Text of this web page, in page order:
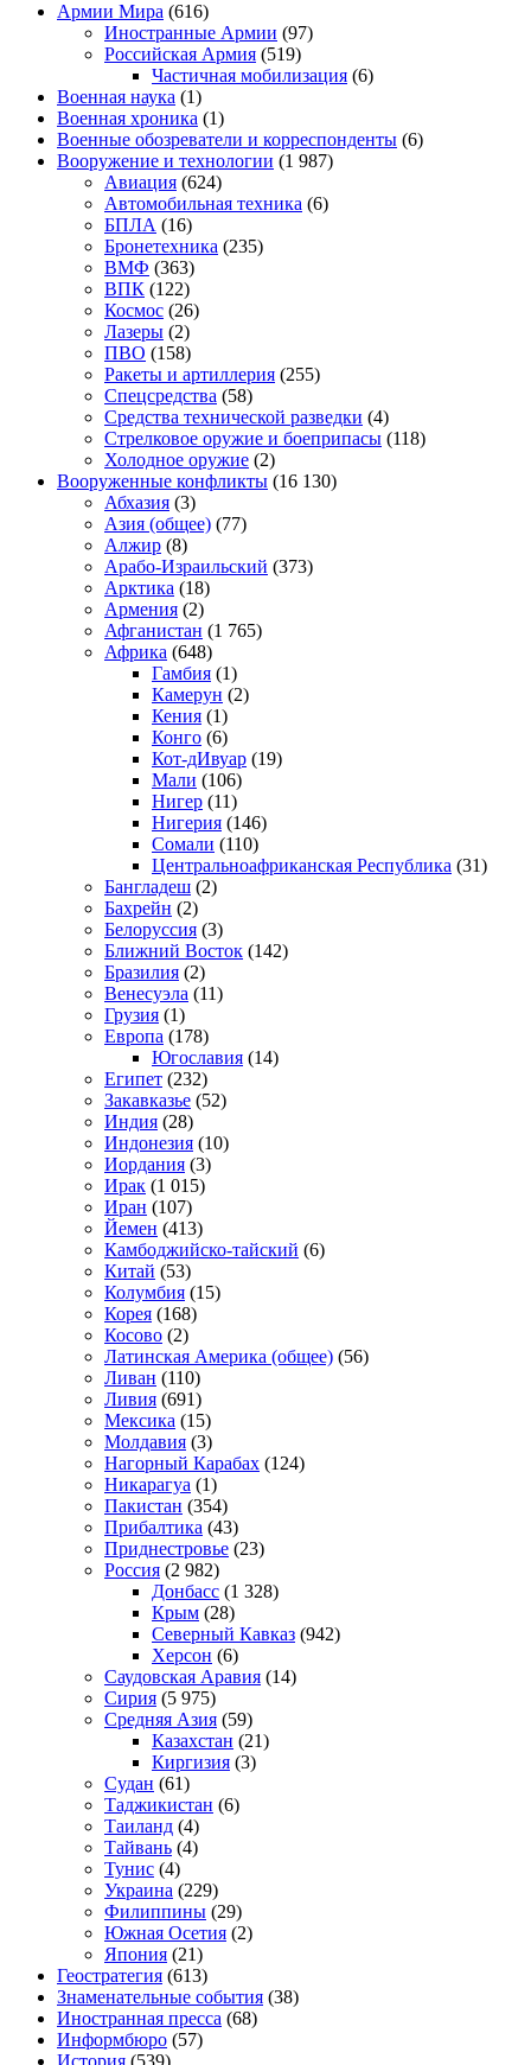
Армии Мира (616)
Иностранные Армии (97)
Российская Армия (519)
Частичная мобилизация (6)
Военная наука (1)
Военная хроника (1)
Военные обозреватели и корреспонденты (6)
Вооружение и технологии (1 987)
Авиация (624)
Автомобильная техника (6)
БПЛА (16)
Бронетехника (235)
ВМФ (363)
ВПК (122)
Космос (26)
Лазеры (2)
ПВО (158)
Ракеты и артиллерия (255)
Спецсредства (58)
Средства технической разведки (4)
Стрелковое оружие и боеприпасы (118)
Холодное оружие (2)
Вооруженные конфликты (16 130)
Абхазия (3)
Азия (общее) (77)
Алжир (8)
Арабо-Израильский (373)
Арктика (18)
Армения (2)
Афганистан (1 765)
Африка (648)
Гамбия (1)
Камерун (2)
Кения (1)
Конго (6)
Кот-дИвуар (19)
Мали (106)
Нигер (11)
Нигерия (146)
Сомали (110)
Центральноафриканская Республика (31)
Бангладеш (2)
Бахрейн (2)
Белоруссия (3)
Ближний Восток (142)
Бразилия (2)
Венесуэла (11)
Грузия (1)
Европа (178)
Югославия (14)
Египет (232)
Закавказье (52)
Индия (28)
Индонезия (10)
Иордания (3)
Ирак (1 015)
Иран (107)
Йемен (413)
Камбоджийско-тайский (6)
Китай (53)
Колумбия (15)
Корея (168)
Косово (2)
Латинская Америка (общее) (56)
Ливан (110)
Ливия (691)
Мексика (15)
Молдавия (3)
Нагорный Карабах (124)
Никарагуа (1)
Пакистан (354)
Прибалтика (43)
Приднестровье (23)
Россия (2 982)
Донбасс (1 328)
Крым (28)
Северный Кавказ (942)
Херсон (6)
Саудовская Аравия (14)
Сирия (5 975)
Средняя Азия (59)
Казахстан (21)
Киргизия (3)
Судан (61)
Таджикистан (6)
Таиланд (4)
Тайвань (4)
Тунис (4)
Украина (229)
Филиппины (29)
Южная Осетия (2)
Япония (21)
Геостратегия (613)
Знаменательные события (38)
Иностранная пресса (68)
Информбюро (57)